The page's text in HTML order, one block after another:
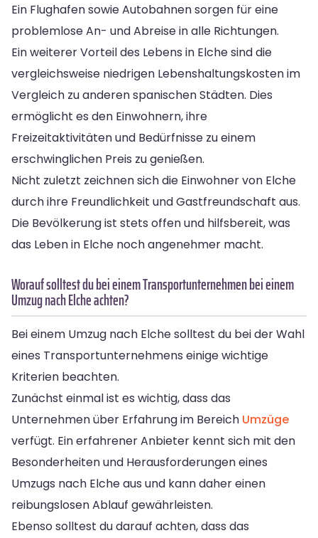
Ein Flughafen sowie Autobahnen sorgen für eine
problemlose An- und Abreise in alle Richtungen.
Ein weiterer Vorteil des Lebens in Elche sind die
vergleichsweise niedrigen Lebenshaltungskosten im
Vergleich zu anderen spanischen Städten. Dies
ermöglicht es den Einwohnern, ihre
Freizeitaktivitäten und Bedürfnisse zu einem
erschwinglichen Preis zu genießen.
Nicht zuletzt zeichnen sich die Einwohner von Elche
durch ihre Freundlichkeit und Gastfreundschaft aus.
Die Bevölkerung ist stets offen und hilfsbereit, was
das Leben in Elche noch angenehmer macht.
Worauf solltest du bei einem Transportunternehmen bei einem
Umzug nach Elche achten?
Bei einem Umzug nach Elche solltest du bei der Wahl
eines Transportunternehmens einige wichtige
Kriterien beachten.
Zunächst einmal ist es wichtig, dass das
Unternehmen über Erfahrung im Bereich Umzüge
verfügt. Ein erfahrener Anbieter kennt sich mit den
Besonderheiten und Herausforderungen eines
Umzugs nach Elche aus und kann daher einen
reibungslosen Ablauf gewährleisten.
Ebenso solltest du darauf achten, dass das